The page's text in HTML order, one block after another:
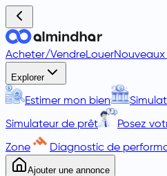
Acheter/VendreLouer
Explorer
Estimer mon bien
Simulateur de prêt Posez
Zone Diagnostic de
Ajouter une annonce